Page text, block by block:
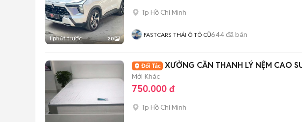
1 phút trước 20
Tp Hồ Chí Minh
FASTCARS THÁI Ô TÔ CŨ644đã bán
XƯỞNG CẦN THANH LÝ NỆM CAO
Mới Khác
750.000 đ
Tp Hồ Chí Minh